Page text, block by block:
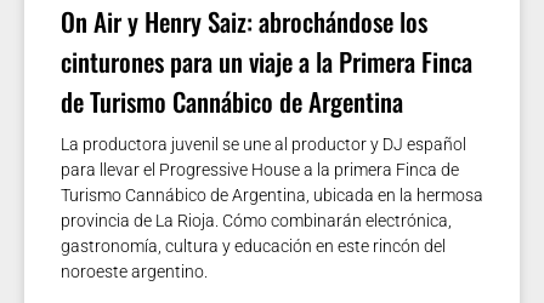
On Air y Henry Saiz: abrochándose los
cinturones para un viaje a la Primera Finca
de Turismo Cannábico de Argentina
La productora juvenil se une al productor y DJ español
para llevar el Progressive House a la primera Finca de
Turismo Cannábico de Argentina, ubicada en la hermosa
provincia de La Rioja. Cómo combinarán electrónica,
gastronomía, cultura y educación en este rincón del
noroeste argentino.